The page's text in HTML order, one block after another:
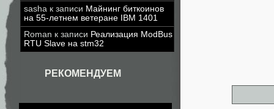
sasha к записи Майнинг биткоинов
на 55-летнем ветеране IBM 1401
Roman к записи Реализация ModBus
RTU Slave на stm32
РЕКОМЕНДУЕМ